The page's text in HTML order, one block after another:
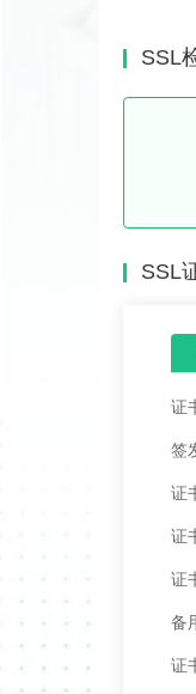
SSL
SSL
证
签
证
证
证
备
证